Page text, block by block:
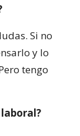
Si no
y lo
tengo